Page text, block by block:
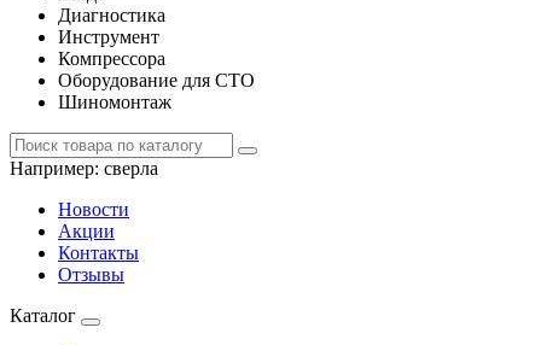
Диагностика
Инструмент
Компрессора
Оборудование для СТО
Шиномонтаж
Например: сверла
Новости
Акции
Контакты
Отзывы
Каталог